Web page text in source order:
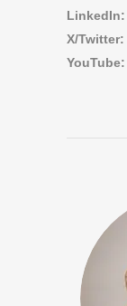
LinkedIn:
X/Twitter:
YouTube: